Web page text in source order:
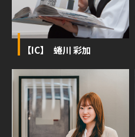
【IC】 蜷川 彩加